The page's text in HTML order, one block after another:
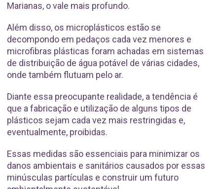
Marianas, o vale mais profundo.
Além disso, os microplásticos estão se
decompondo em pedaços cada vez menores e
microfibras plásticas foram achadas em sistemas
de distribuição de água potável de várias cidades,
onde também flutuam pelo ar.
Diante essa preocupante realidade, a tendência é
que a fabricação e utilização de alguns tipos de
plásticos sejam cada vez mais restringidas e,
eventualmente, proibidas.
Essas medidas são essenciais para minimizar os
danos ambientais e sanitários causados por essas
minúsculas partículas e construir um futuro